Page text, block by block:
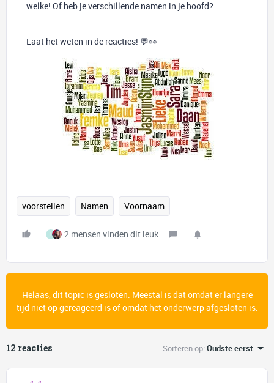
welke! Of heb je verschillende namen in je hoofd?
Laat het weten in de reacties! 💬👀
voorstellen Namen Voornaam
I 2 mensen vinden dit leuk
Helaas, dit topic is gesloten. Meestal is dat omdat er langere
tijd niet op gereageerd is of omdat het onderwerp afgesloten is.
12 reacties Sorteren op:Oudste eerst